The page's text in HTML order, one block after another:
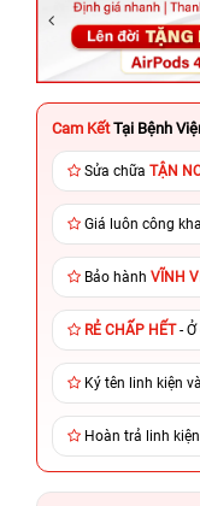
Cam Kết Tại Bệnh
Sửa chữa TẬN
Giá luôn công
Bảo hành VĨNH
RẺ CHẤP HẾT- Ở
Ký tên linh kiện
Hoàn trả linh